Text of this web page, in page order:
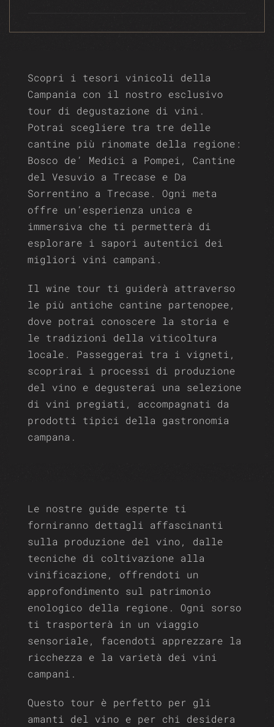
Scopri i tesori vinicoli della
Campania con il nostro esclusivo
tour di degustazione di vini.
Potrai scegliere tra tre delle
cantine più rinomate della regione:
Bosco de’ Medici a Pompei, Cantine
del Vesuvio a Trecase e Da
Sorrentino a Trecase. Ogni meta
offre un’esperienza unica e
immersiva che ti permetterà di
esplorare i sapori autentici dei
migliori vini campani.
Il wine tour ti guiderà attraverso
le più antiche cantine partenopee,
dove potrai conoscere la storia e
le tradizioni della viticoltura
locale. Passeggerai tra i vigneti,
scoprirai i processi di produzione
del vino e degusterai una selezione
di vini pregiati, accompagnati da
prodotti tipici della gastronomia
campana.
Le nostre guide esperte ti
forniranno dettagli affascinanti
sulla produzione del vino, dalle
tecniche di coltivazione alla
vinificazione, offrendoti un
approfondimento sul patrimonio
enologico della regione. Ogni sorso
ti trasporterà in un viaggio
sensoriale, facendoti apprezzare la
ricchezza e la varietà dei vini
campani.
Questo tour è perfetto per gli
amanti del vino e per chi desidera